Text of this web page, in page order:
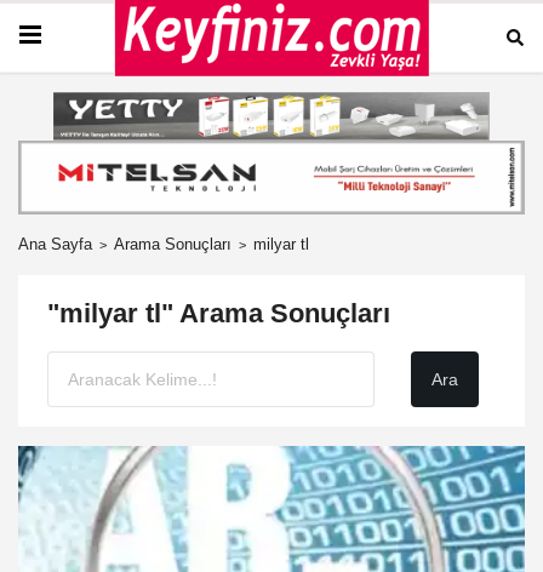
Ana Sayfa Arama Sonuçları milyar tl
"milyar tl" Arama Sonuçları